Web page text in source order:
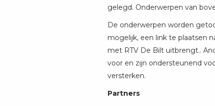
gelegd. Onderwerpen van
De onderwerpen worden
mogelijk, een link te plaatsen
met RTV De Bilt uitbrengt..
voor en zijn ondersteunend
versterken.
Partners